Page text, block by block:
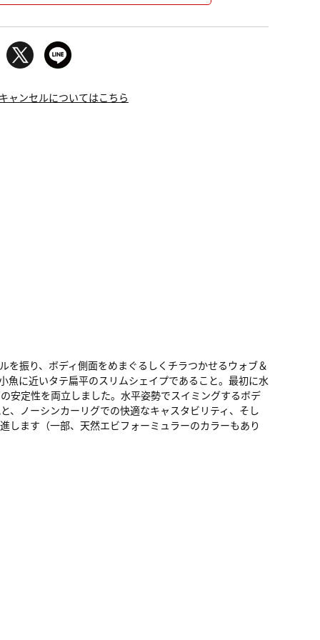
ャンセルについてはこちら
振り、ボディ側面をめまぐるしくチラつかせるウォブ＆
魚に近いタテ扁平のスリムシェイプであること。最初に水
安定性を両立しました。水平姿勢でスイミングするボデ
、ノーシンカーリグでの快適なキャスタビリティ、そし
します（一部、天然エビフォーミュラーのカラーもあり